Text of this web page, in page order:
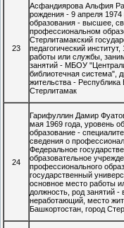
23
Асфандиярова Альфия
рождения - 9 апреля 1974
образования - высшее,
профессиональном
Стерлитамакский
педагогический
работы или службы,
занятий - МБОУ
библиотечная система",
жительства - Республика
Стерлитамак
24
Гарифуллин Дамир
мая 1969 года, уровень
образование -
сведения о
Федеральное
образовательное
профессионального
государственный
основное место работы
должность, род занятий -
неработающий, место
Башкортостан, город